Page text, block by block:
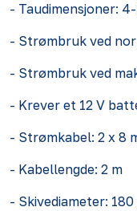
- Taudimensjoner:
- Strømbruk ved
- Strømbruk ved
- Krever et 12 V
- Strømkabel: 2 x 8
- Kabellengde: 2 m
- Skivediameter: 180